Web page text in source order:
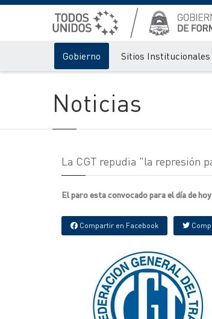
Gobierno Sitios Institucionales
Noticias
La CGT repudia "la represión
El paro esta convocado para el día de
Compartir en Facebook